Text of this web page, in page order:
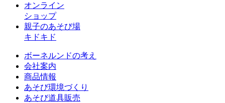
オンライン
ショップ
親子のあそび場
キドキド
ボーネルンドの考え
会社案内
商品情報
あそび環境づくり
あそび道具販売